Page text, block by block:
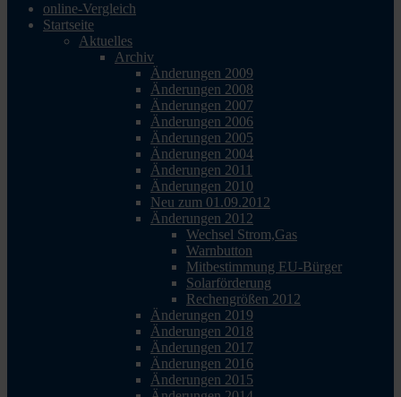
online-Vergleich
Startseite
Aktuelles
Archiv
Änderungen 2009
Änderungen 2008
Änderungen 2007
Änderungen 2006
Änderungen 2005
Änderungen 2004
Änderungen 2011
Änderungen 2010
Neu zum 01.09.2012
Änderungen 2012
Wechsel Strom,Gas
Warnbutton
Mitbestimmung EU-Bürger
Solarförderung
Rechengrößen 2012
Änderungen 2019
Änderungen 2018
Änderungen 2017
Änderungen 2016
Änderungen 2015